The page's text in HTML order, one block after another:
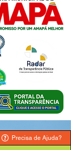
Precisa de Ajuda?